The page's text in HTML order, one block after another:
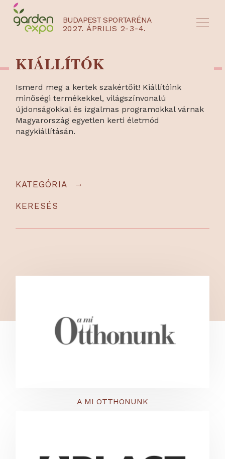
BUDAPEST SPORTARÉNA
2027. ÁPRILIS 2-3-4.
EN
KIÁLLÍTÓK
Ismerd meg a kertek szakértőit! Kiállítóink
minőségi termékekkel, világszínvonalú
újdonságokkal és izgalmas programokkal várnak
Magyarország egyetlen kerti életmód
nagykiállításán.
KERESÉS
KATEGÓRIA →
A MI OTTHONUNK